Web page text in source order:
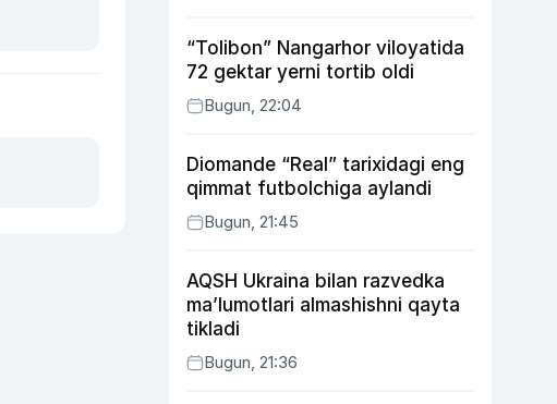
“Tolibon” Nangarhor viloyatida
72 gektar yerni tortib oldi
Bugun, 22:04
Diomande “Real” tarixidagi eng
qimmat futbolchiga aylandi
Bugun, 21:45
AQSH Ukraina bilan razvedka
ma’lumotlari almashishni qayta
tikladi
Bugun, 21:36